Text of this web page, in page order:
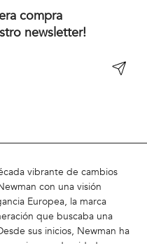
compra
newsletter!
vibrante de cambios
con una visión
Europea, la marca
que buscaba una
sus inicios, Newman ha